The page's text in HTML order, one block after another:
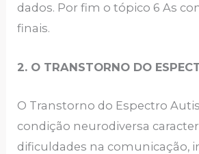
dados. Por fim o tópico 6 As
finais.
2. O TRANSTORNO DO
O Transtorno do Espectro
condição neurodiversa
dificuldades na comunicação,